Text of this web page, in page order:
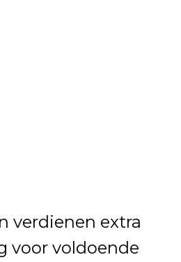
verdienen extra
voor voldoende